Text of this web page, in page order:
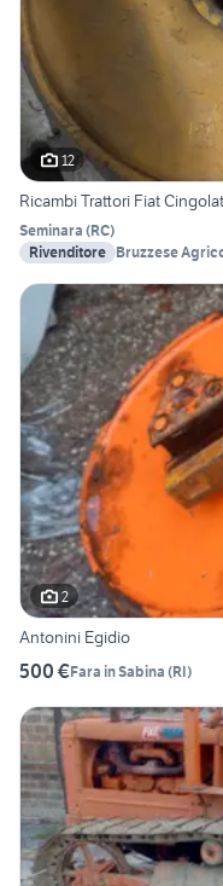
12
Ricambi Trattori Fiat
Seminara (RC)
Rivenditore Bruzzese
2
Antonini Egidio
500 €Fara in Sabina (RI)